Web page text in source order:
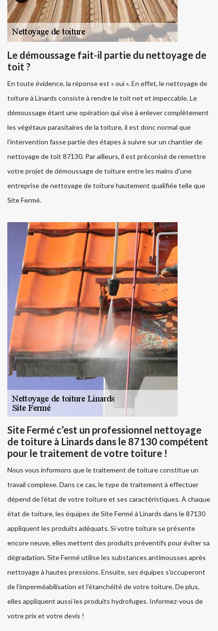
Le démoussage fait-il partie du nettoyage de
toit ?
En toute évidence, la réponse est « oui ». En effet, le nettoyage de
toiture à Linards consiste à rendre le toit net et impeccable. Le
démoussage étant une opération qui vise à enlever complètement
les végétaux parasitaires de la toiture, il est donc normal que
l’intervention fasse partie des étapes à suivre sur un chantier de
nettoyage de toit 87130. Par ailleurs, il est préconisé de remettre
votre projet de démoussage de toiture entre les mains d’une
entreprise de nettoyage de toiture hautement qualifiée telle que
Site Fermé.
Site Fermé c’est un professionnel nettoyage
de toiture à Linards dans le 87130 compétent
pour le traitement de votre toiture !
Nous vous informons que le traitement de toiture constitue un
travail complexe. Dans ce cas, le type de traitement à effectuer
dépend de l’état de votre toiture et ses caractéristiques. À chaque
état de toiture, les équipes de Site Fermé à Linards dans le 87130
appliquent les produits adéquats. Si votre toiture se présente
encore neuve, elles mettent des produits préventifs pour éviter sa
dégradation. Site Fermé utilise les substances antimousses après
nettoyage à hautes pressions. Ensuite, ses équipes s’occuperont
de l’imperméabilisation et l’étanchéité de votre toiture. De plus,
elles appliquent aussi les produits hydrofuges. Informez-vous de
votre prix et votre devis !